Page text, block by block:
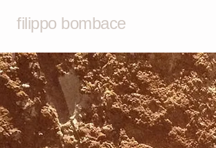
filippo bombace